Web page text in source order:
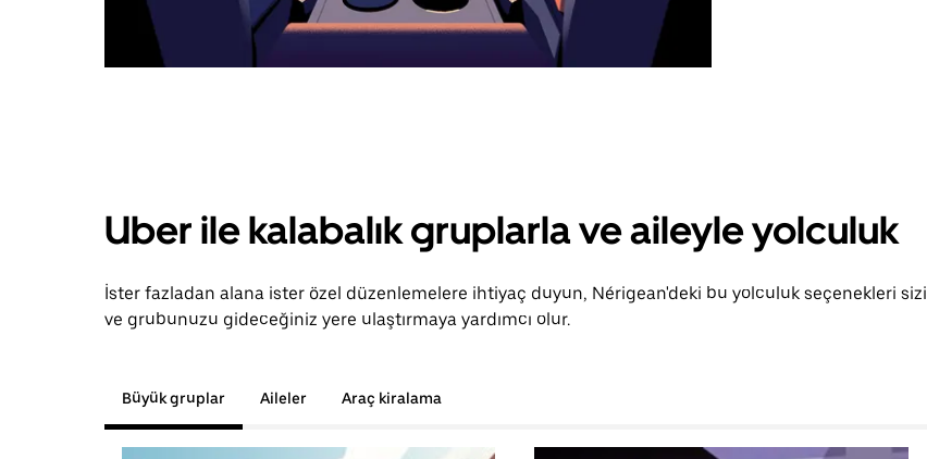
Uber ile kalabalık gruplarla ve aileyle yolculuk
İster fazladan alana ister özel düzenlemelere ihtiyaç duyun, Nérigean'deki bu yolculuk seçenekleri sizi
ve grubunuzu gideceğiniz yere ulaştırmaya yardımcı olur.
Büyük gruplar Aileler Araç kiralama